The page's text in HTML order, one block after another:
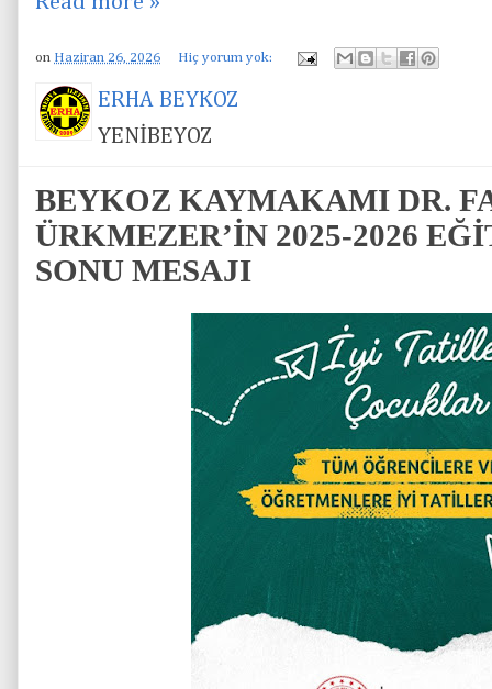
on Haziran 26, 2026 Hiç yorum yok:
ERHA BEYKOZ
YENİBEYOZ
BEYKOZ KAYMAKAMI DR.
ÜRKMEZER’İN 2025-2026
SONU MESAJI